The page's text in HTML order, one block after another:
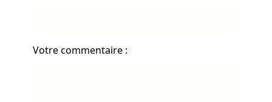
Votre commentaire :